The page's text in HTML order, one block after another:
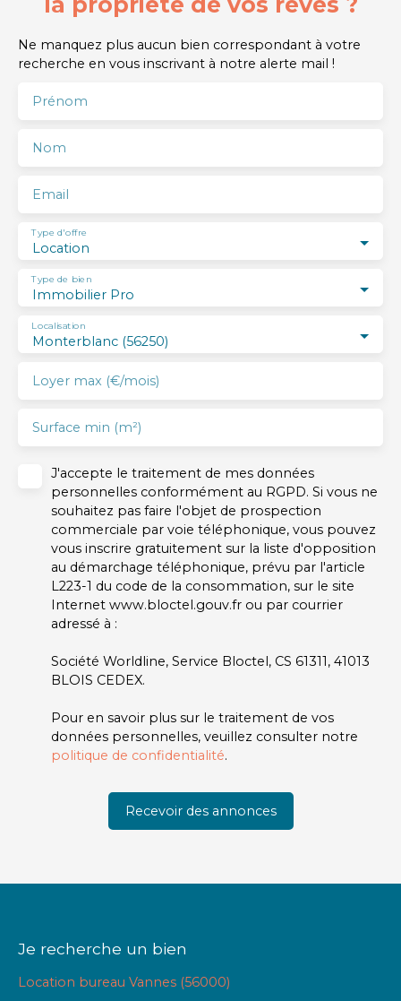
Trinité-Surzur, #Larmor-Baden, #Le Hézo, #Le Tour-du-
#Monterblanc, #Plaudren, #Plescop, #Ploeren,
#Plougoumelen, #Saint-Armel, #Saint-Avé, #Saint-
#Sulniac, #Surzur, #Theix-Noyalo, #Trédion, #Treffléan,
Ne manquez plus aucun bien correspondant à votre
recherche en vous inscrivant à notre alerte mail !
Prénom
Nom
Email
Location
Type d'offre
Immobilier Pro
Type de bien
Monterblanc (56250)
Localisation
Loyer max (€/mois)
Surface min (m²)
J'accepte le traitement de mes données
personnelles conformément au RGPD. Si vous ne
souhaitez pas faire l'objet de prospection
commerciale par voie téléphonique, vous pouvez
vous inscrire gratuitement sur la liste d'opposition
au démarchage téléphonique, prévu par l'article
L223-1 du code de la consommation, sur le site
Internet www.bloctel.gouv.fr ou par courrier
adressé à :
Société Worldline, Service Bloctel, CS 61311, 41013
BLOIS CEDEX.
Pour en savoir plus sur le traitement de vos
données personnelles, veuillez consulter notre
politique de confidentialité.
Recevoir des annonces
Je recherche un bien
Location bureau Vannes (56000)